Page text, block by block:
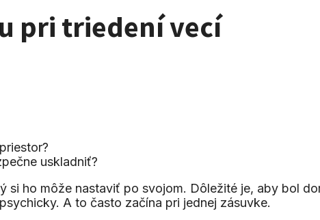
pri triedení vecí
uskladniť?
si ho môže nastaviť po svojom. Dôležité je, aby bol
A to často začína pri jednej zásuvke.